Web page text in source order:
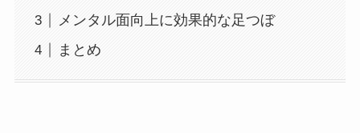
メンタル面向上に効果的な足つぼ
まとめ